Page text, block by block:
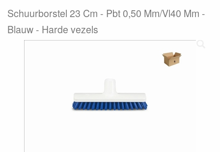
Schuurborstel 23 Cm - Pbt 0,50 Mm/Vl40 Mm -
Blauw - Harde vezels